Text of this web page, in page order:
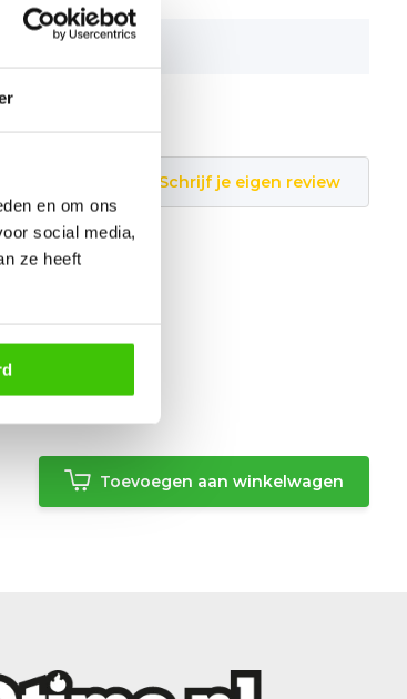
en om ons
social media,
ze heeft
Schrijf je eigen review
Toevoegen aan winkelwagen